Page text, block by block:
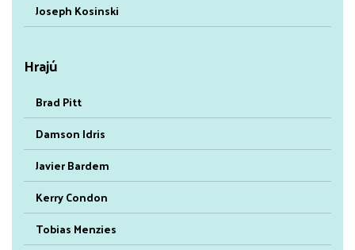
Joseph Kosinski
Hrajú
Brad Pitt
Damson Idris
Javier Bardem
Kerry Condon
Tobias Menzies